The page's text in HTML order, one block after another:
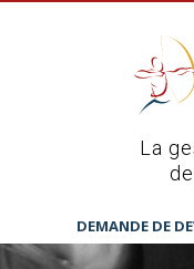
La
DEMANDE DE